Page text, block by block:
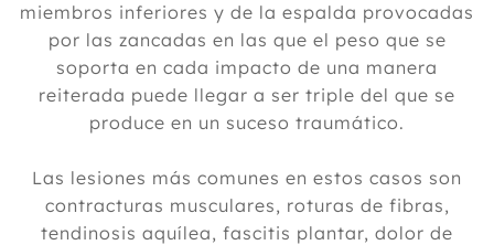
miembros inferiores y de la espalda provocadas
por las zancadas en las que el peso que se
soporta en cada impacto de una manera
reiterada puede llegar a ser triple del que se
produce en un suceso traumático.
Las lesiones más comunes en estos casos son
contracturas musculares, roturas de fibras,
tendinosis aquílea, fascitis plantar, dolor de